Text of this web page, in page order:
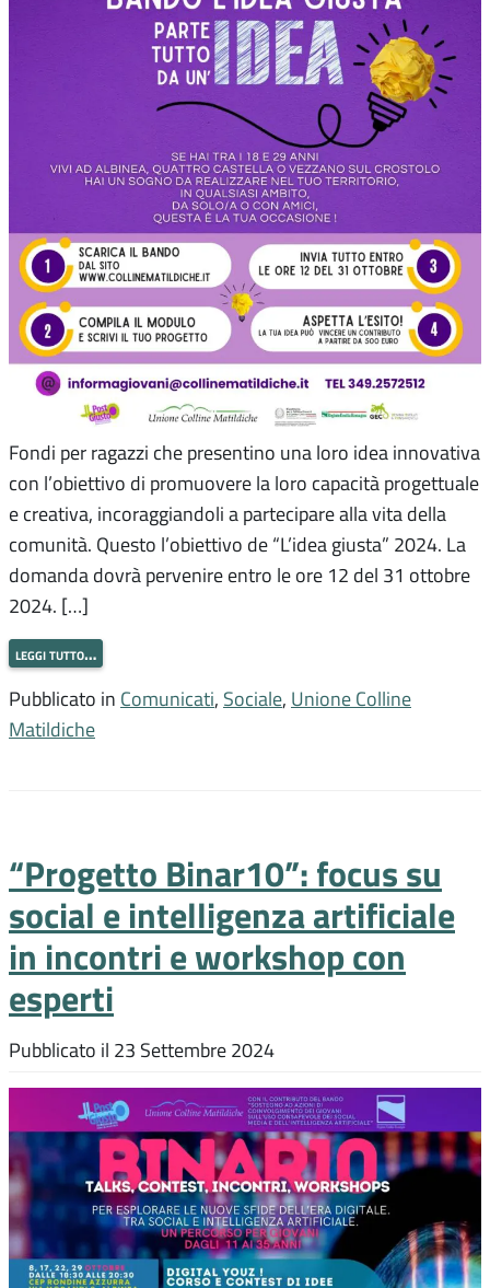
Fondi per ragazzi che presentino una loro idea innovativa
con l’obiettivo di promuovere la loro capacità progettuale
e creativa, incoraggiandoli a partecipare alla vita della
comunità. Questo l’obiettivo de “L’idea giusta” 2024. La
domanda dovrà pervenire entro le ore 12 del 31 ottobre
2024. […]
leggi tutto…
Pubblicato in Comunicati, Sociale, Unione Colline
Matildiche
“Progetto Binar10”: focus su
social e intelligenza artificiale
in incontri e workshop con
esperti
Pubblicato il 23 Settembre 2024